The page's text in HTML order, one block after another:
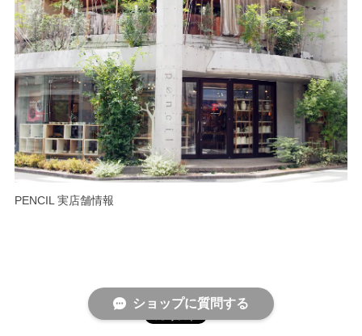
PENCIL 実店舗情報
ショップに質問する